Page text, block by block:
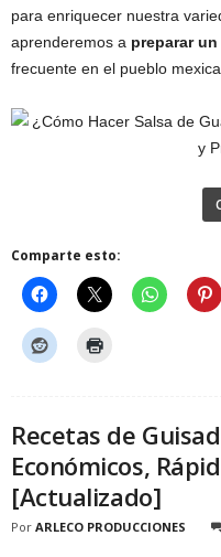
para enriquecer nuestra
aprenderemos a preparar
frecuente en el pueblo
Comparte esto:
Recetas de
Económicos,
[Actualizado]
Por ARLECO PRODUCCIONES